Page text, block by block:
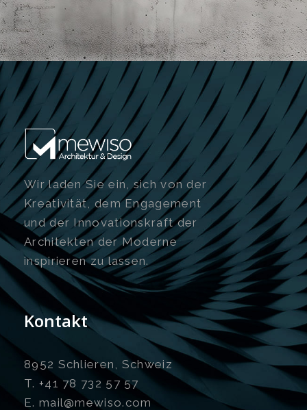
Wir laden Sie ein, sich von der
Kreativität, dem Engagement
und der Innovationskraft der
Architekten der Moderne
inspirieren zu lassen.
Kontakt
8952 Schlieren, Schweiz
T. +41 78 732 57 57
E. mail@mewiso.com